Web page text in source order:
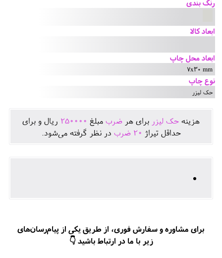
رنگ بندی
ابعاد کالا
ابعاد محل چاپ
7x30 mm
نوع چاپ
حک لیزر
هزينه حک لیزر برای هر ضرب مبلغ 250000 ريال و برای
حداقل تيراژ 20 ضرب در نظر گرفته می‌شود.
برای مشاوره و سفارش فوری، از طریق یکی از پیام‌رسان‌های
زیر با ما در ارتباط باشید 👇